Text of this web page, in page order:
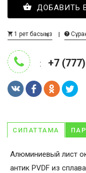
ДОБАВИТЬ
1 рет басыңыз
: +7
СИПАТТАМА
Алюминиевый лист
антик PVDF из